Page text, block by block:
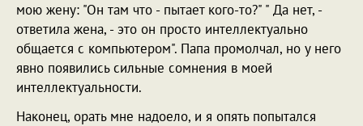
мою жену: "Он там что - пытает кого-то?" " Да нет, -
ответила жена, - это он просто интеллектуально
общается с компьютером". Папа промолчал, но у него
явно появились сильные сомнения в моей
интеллектуальности.
Наконец, орать мне надоело, и я опять попытался